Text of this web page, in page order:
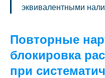
эквивалентными
Повторные
блокировка
при